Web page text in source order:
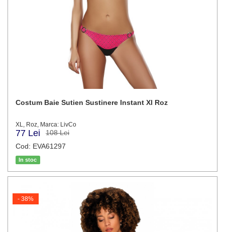
Costum Baie Sutien Sustinere Instant Xl Roz
XL, Roz, Marca: LivCo
77 Lei
108 Lei
Cod: EVA61297
In stoc
- 38%